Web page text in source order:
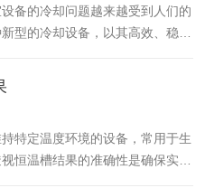
备的冷却问题越来越受到人们的
型的冷却设备，以其高效、稳定
通过精确的控制系统和高效的
特定温度环境的设备，常用于生
恒温槽结果的准确性是确保实验